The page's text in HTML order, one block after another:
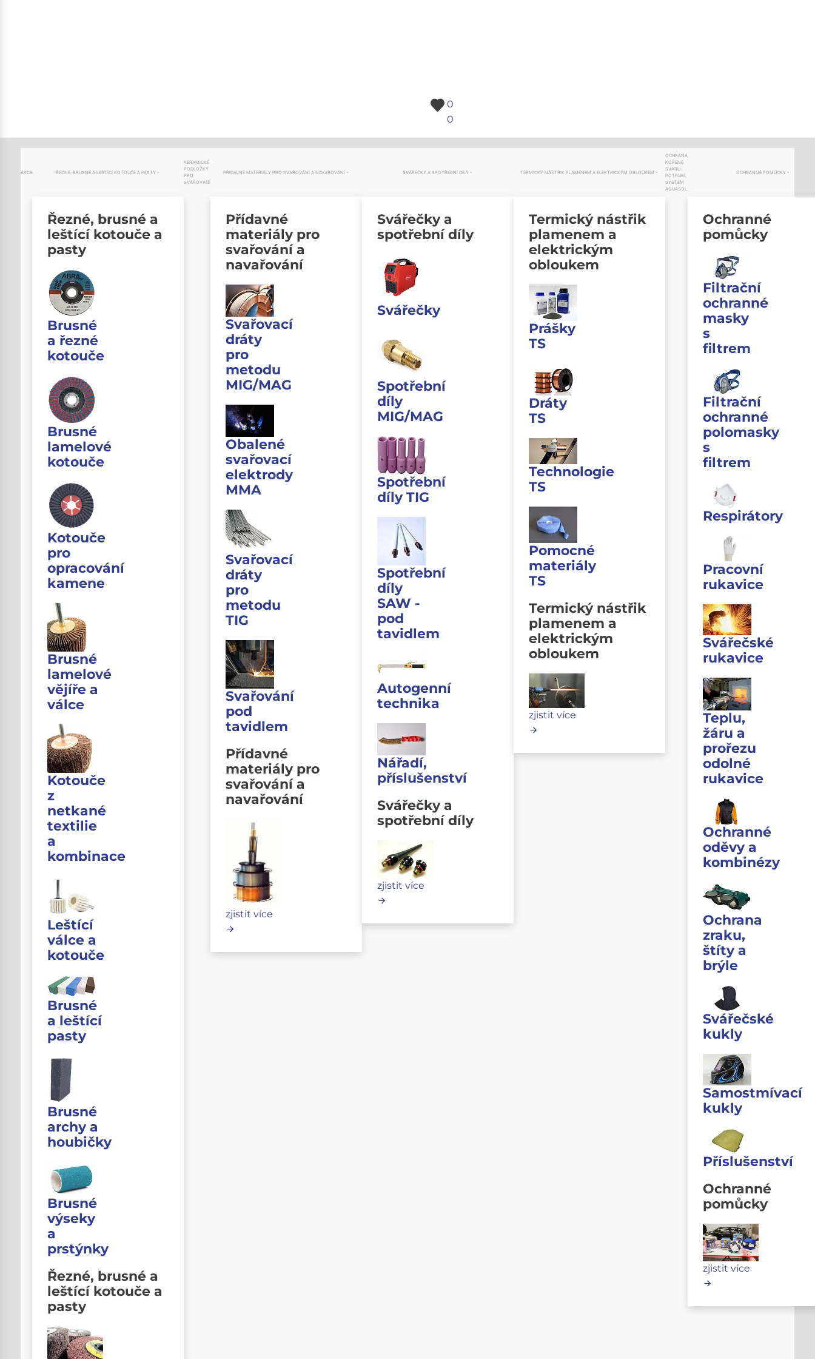
0
0
AKCE ŘEZNÉ, BRUSNÉ A LEŠTÍCÍ KOTOUČE A PASTY
Řezné, brusné a
leštící kotouče a
pasty
Brusné
a řezné
kotouče
Brusné
lamelové
kotouče
Kotouče
pro
opracování
kamene
Brusné
lamelové
vějíře a
válce
Kotouče
z
netkané
textilie
a
kombinace
Leštící
válce a
kotouče
Brusné
a leštící
pasty
Brusné
archy a
houbičky
Brusné
výseky
a
prstýnky
Řezné, brusné a
leštící kotouče a
pasty
KERAMICKÉ
PODLOŽKY
PRO
SVAŘOVÁNÍ
PŘÍDAVNÉ MATERIÁLY PRO SVAŘOVÁNÍ A NAVAŘOVÁNÍ
Přídavné
materiály pro
svařování a
navařování
Svařovací
dráty
pro
metodu
MIG/MAG
Obalené
svařovací
elektrody
MMA
Svařovací
dráty
pro
metodu
TIG
Svařování
pod
tavidlem
Přídavné
materiály pro
svařování a
navařování
zjistit více
SVÁŘEČKY A SPOTŘEBNÍ DÍLY
Svářečky a
spotřební díly
Svářečky
Spotřební
díly
MIG/MAG
Spotřební
díly TIG
Spotřební
díly
SAW -
pod
tavidlem
Autogenní
technika
Nářadí,
příslušenství
Svářečky a
spotřební díly
zjistit více
TERMICKÝ NÁSTŘIK PLAMENEM A ELEKTRICKÝM OBLOUKEM
Termický nástřik
plamenem a
elektrickým
obloukem
Prášky
TS
Dráty
TS
Technologie
TS
Pomocné
materiály
TS
Termický nástřik
plamenem a
elektrickým
obloukem
zjistit více
OCHRANA
KOŘENE
SVARU
POTRUBÍ,
SYSTÉM
AQUASOL
OCHRANNÉ POMŮCKY
Ochranné
pomůcky
Filtrační
ochranné
masky
s
filtrem
Filtrační
ochranné
polomasky
s
filtrem
Respirátory
Pracovní
rukavice
Svářečské
rukavice
Teplu,
žáru a
prořezu
odolné
rukavice
Ochranné
oděvy a
kombinézy
Ochrana
zraku,
štíty a
brýle
Svářečské
kukly
Samostmívací
kukly
Příslušenství
Ochranné
pomůcky
zjistit více